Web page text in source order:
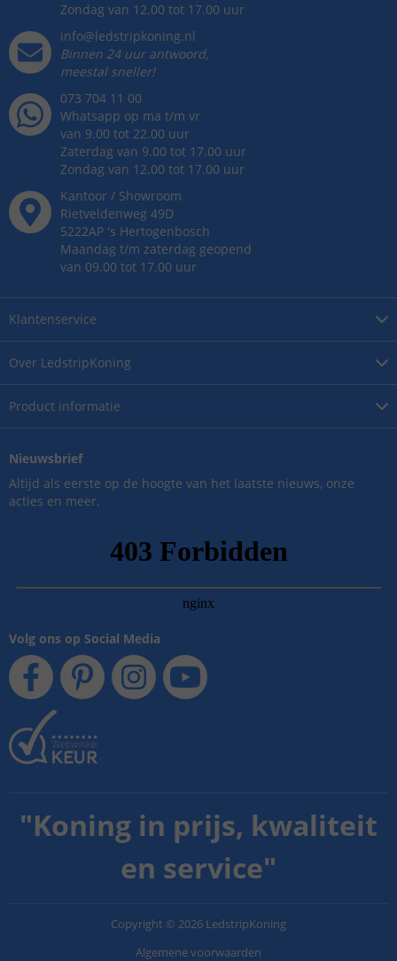
Over LedstripKoning
Product informatie
Klantenservice
Zondag van 12.00 tot 17.00 uur
info@ledstripkoning.nl
Binnen 24 uur antwoord,
meestal sneller!
073 704 11 00
Whatsapp op ma t/m vr
van 9.00 tot 22.00 uur
Zaterdag van 9.00 tot 17.00 uur
Zondag van 12.00 tot 17.00 uur
Kantoor / Showroom
Rietveldenweg 49D
5222AP 's Hertogenbosch
Maandag t/m zaterdag geopend
van 09.00 tot 17.00 uur
Nieuwsbrief
Altijd als eerste op de hoogte van het laatste nieuws, onze
acties en meer.
Volg ons op Social Media
"Koning in prijs, kwaliteit
en service"
Copyright © 2026 LedstripKoning
Algemene voorwaarden